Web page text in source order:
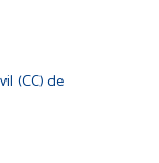
(CC) de